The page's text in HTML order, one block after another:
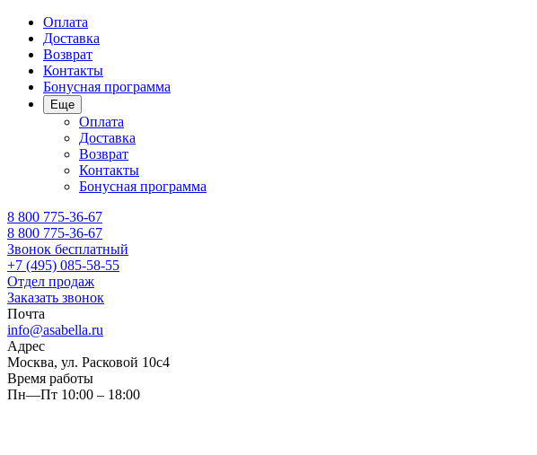
Оплата
Доставка
Возврат
Контакты
Бонусная программа
Еще
Оплата
Доставка
Возврат
Контакты
Бонусная программа
8 800 775-36-67
8 800 775-36-67
Звонок бесплатный
+7 (495) 085-58-55
Отдел продаж
Заказать звонок
Почта
info@asabella.ru
Адрес
Москва, ул. Расковой 10с4
Время работы
Пн—Пт 10:00 – 18:00